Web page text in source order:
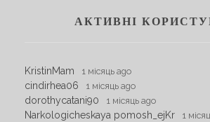
АКТИВНІ
KristinMam 1 місяць ago
cindirhea06 1 місяць ago
dorothycatani90 1 місяць ago
Narkologicheskaya pomosh_ejKr 1